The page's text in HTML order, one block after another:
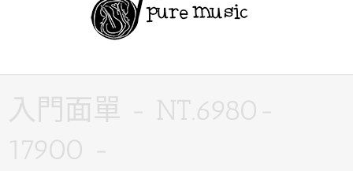
入門面單 - NT.6980-
17900 -